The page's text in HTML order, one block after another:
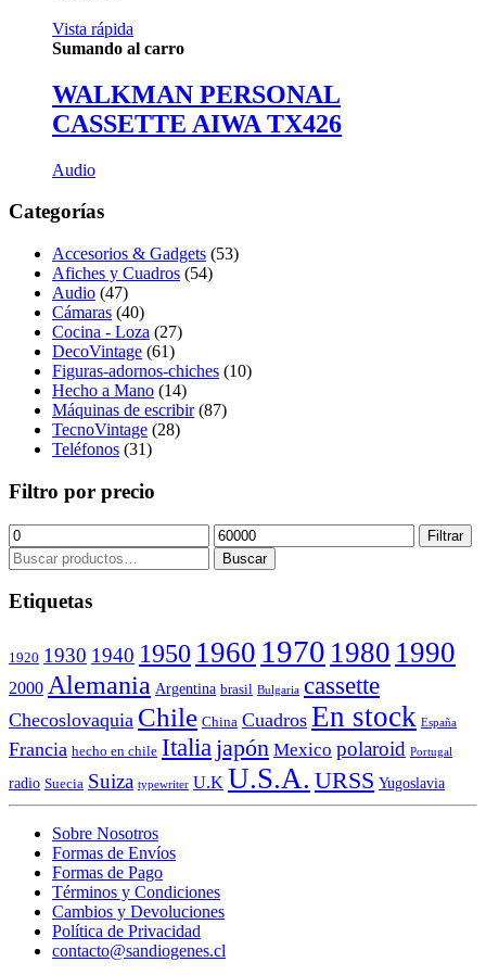
Vista rápida
Sumando al carro
WALKMAN PERSONAL
CASSETTE AIWA TX426
Audio
Categorías
Accesorios & Gadgets (53)
Afiches y Cuadros (54)
Audio (47)
Cámaras (40)
Cocina - Loza (27)
DecoVintage (61)
Figuras-adornos-chiches (10)
Hecho a Mano (14)
Máquinas de escribir (87)
TecnoVintage (28)
Teléfonos (31)
Filtro por precio
Precio
mínimo
Precio
máximo
Filtrar
Buscar
por:
Buscar
Etiquetas
1920 1930 1940 1950 1960 1970 1980 1990
2000 Alemania Argentina brasil Bulgaria cassette
Checoslovaquia Chile China Cuadros En stock España
Francia hecho en chile Italiajapón Mexico polaroid Portugal
radio Suecia Suiza typewriter U.K U.S.A. URSS Yugoslavia
Sobre Nosotros
Formas de Envíos
Formas de Pago
Términos y Condiciones
Cambios y Devoluciones
Política de Privacidad
contacto@sandiogenes.cl